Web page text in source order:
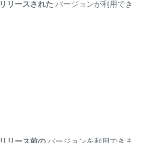
リリースされた バージョンが利用でき